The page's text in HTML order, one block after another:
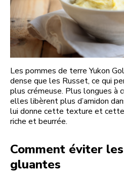
Les pommes de terre Yukon
dense que les Russet, ce qui
plus crémeuse. Plus longues à
elles libèrent plus d’amidon
lui donne cette texture et cette
riche et beurrée.
Comment éviter
gluantes